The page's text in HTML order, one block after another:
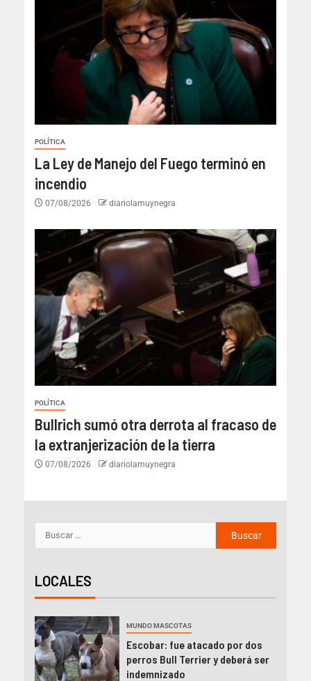
POLÍTICA
La Ley de Manejo del Fuego terminó en
incendio
07/08/2026 diariolamuynegra
POLÍTICA
Bullrich sumó otra derrota al fracaso de
la extranjerización de la tierra
07/08/2026 diariolamuynegra
LOCALES
MUNDO MASCOTAS
Escobar: fue atacado por dos
perros Bull Terrier y deberá ser
indemnizado